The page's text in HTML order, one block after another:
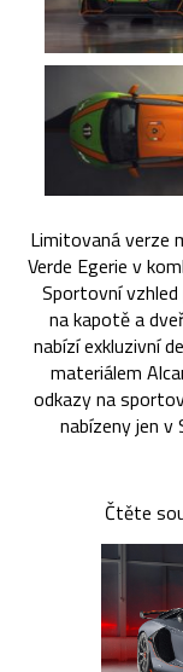
Limitovaná verze
Verde Egerie v
Sportovní
na kapotě a
nabízí exkluzivní
materiálem
odkazy na
nabízeny jen v
Čtěte